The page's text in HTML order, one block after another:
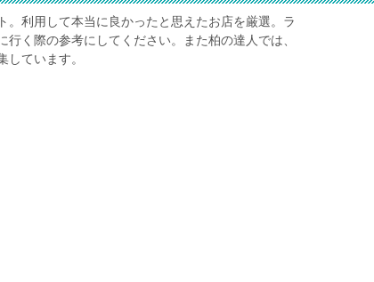
。利用して本当に良かったと思えたお店を厳選。ラ
く際の参考にしてください。また柏の達人では、
しています。